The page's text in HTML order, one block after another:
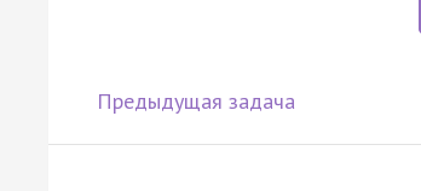
Предыдущая задача